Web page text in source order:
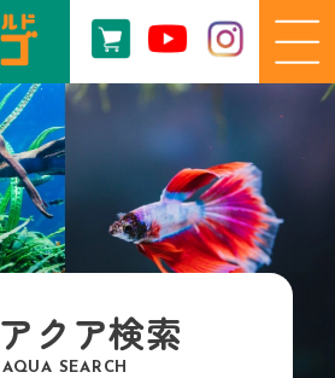
アクア検索
AQUA SEARCH